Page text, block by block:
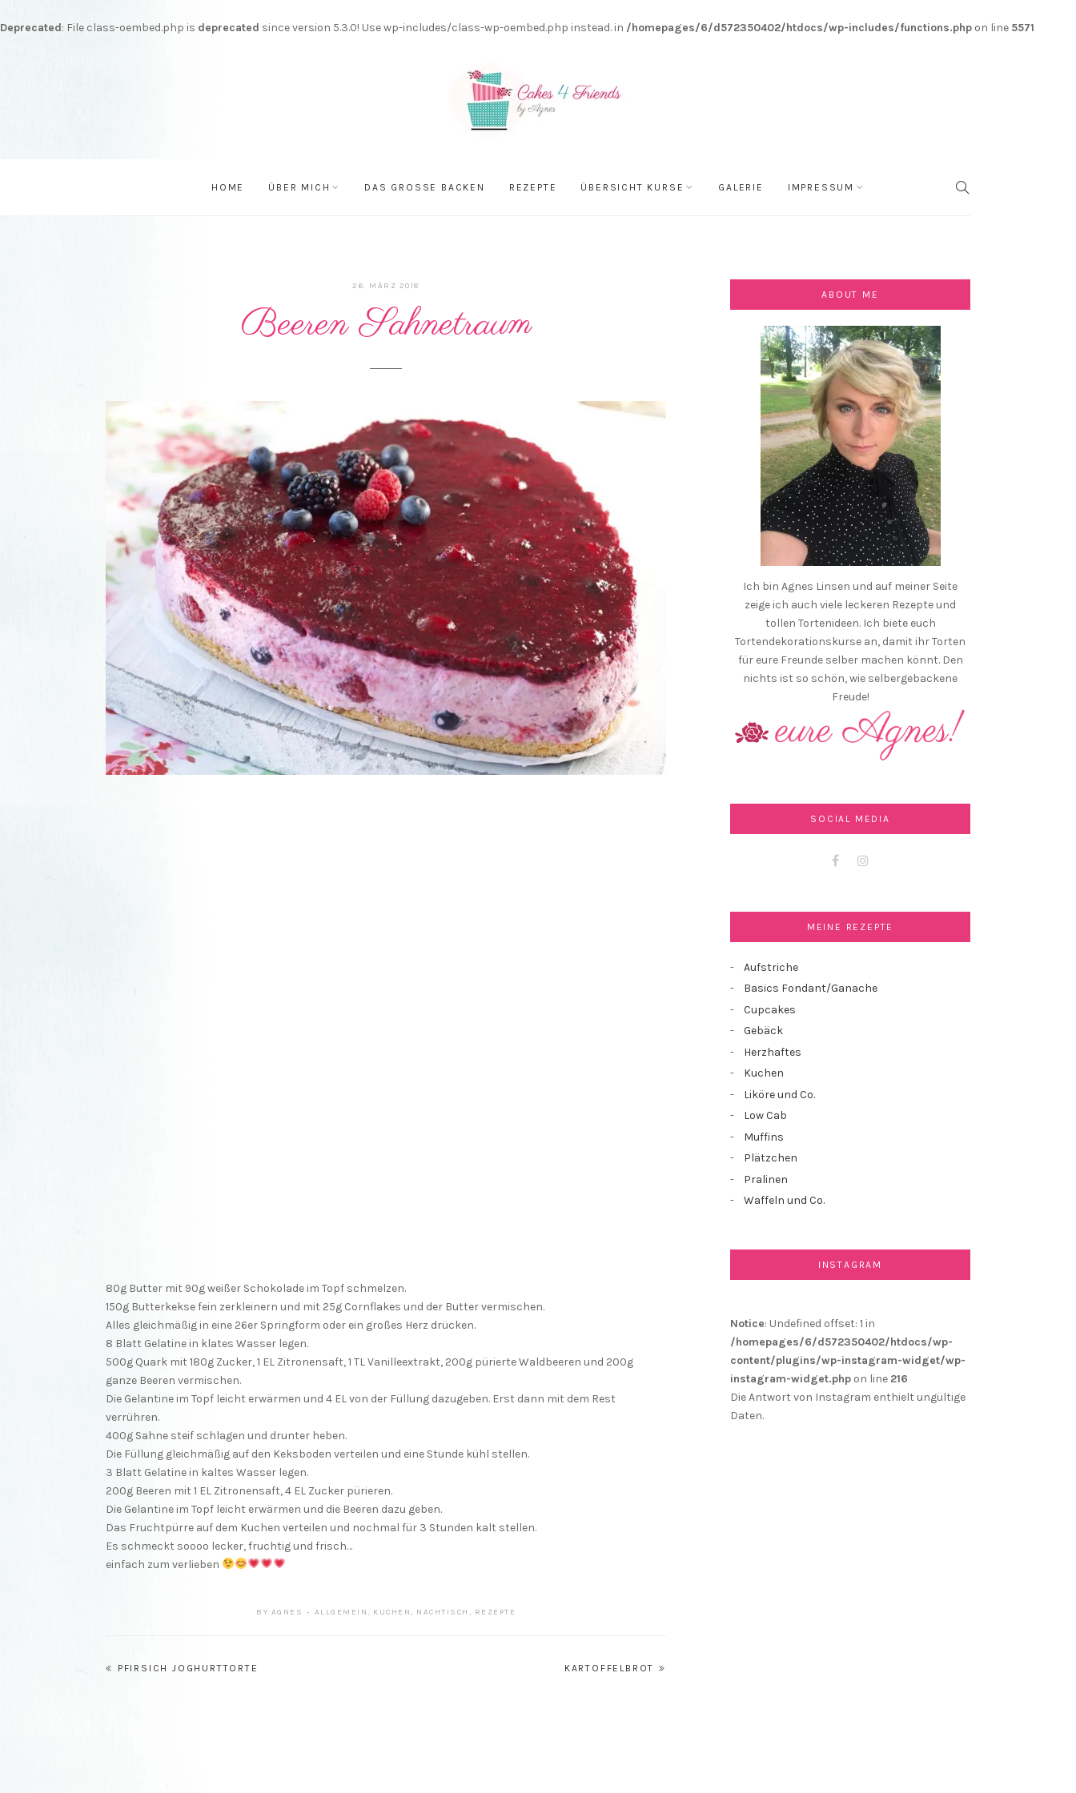
Deprecated: File class-oembed.php is deprecated since version 5.3.0! Use wp-includes/class-wp-oembed.php instead. in /homepages/6/d572350402/htdocs/wp-includes/functions.php on line 5571
HOME ÜBER MICH DAS GROSSE BACKEN REZEPTE ÜBERSICHT KURSE GALERIE IMPRESSUM SEARCH
26. MÄRZ 2018
Beeren Sahnetraum
80g Butter mit 90g weißer Schokolade im Topf schmelzen.
150g Butterkekse fein zerkleinern und mit 25g Cornflakes und der Butter vermischen.
Alles gleichmäßig in eine 26er Springform oder ein großes Herz drücken.
8 Blatt Gelatine in klates Wasser legen.
500g Quark mit 180g Zucker, 1 EL Zitronensaft, 1 TL Vanilleextrakt, 200g pürierte Waldbeeren und 200g
ganze Beeren vermischen.
Die Gelantine im Topf leicht erwärmen und 4 EL von der Füllung dazugeben. Erst dann mit dem Rest
verrühren.
400g Sahne steif schlagen und drunter heben.
Die Füllung gleichmäßig auf den Keksboden verteilen und eine Stunde kühl stellen.
3 Blatt Gelatine in kaltes Wasser legen.
200g Beeren mit 1 EL Zitronensaft, 4 EL Zucker pürieren.
Die Gelantine im Topf leicht erwärmen und die Beeren dazu geben.
Das Fruchtpürre auf dem Kuchen verteilen und nochmal für 3 Stunden kalt stellen.
Es schmeckt soooo lecker, fruchtig und frisch…
einfach zum verlieben
BY AGNES ALLGEMEIN , KUCHEN , NACHTISCH , REZEPTE
Beitragsnavigation KARTOFFELBROT
PFIRSICH JOGHURTTORTE
ABOUT ME
Ich bin Agnes Linsen und auf meiner Seite
zeige ich auch viele leckeren Rezepte und
tollen Tortenideen. Ich biete euch
Tortendekorationskurse an, damit ihr Torten
für eure Freunde selber machen könnt. Den
nichts ist so schön, wie selbergebackene
Freude!
SOCIAL MEDIA
Facebook
MEINE REZEPTE
Aufstriche
Basics Fondant/Ganache
Cupcakes
Gebäck
Herzhaftes
Kuchen
Liköre und Co.
Low Cab
Muffins
Plätzchen
Pralinen
Waffeln und Co.
INSTAGRAM
Notice: Undefined offset: 1 in
/homepages/6/d572350402/htdocs/wp-
content/plugins/wp-instagram-widget/wp-
instagram-widget.php on line 216
Die Antwort von Instagram enthielt ungültige
Daten.